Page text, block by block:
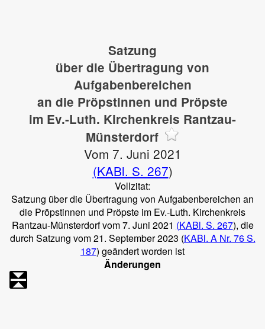
Satzung
über die Übertragung von
Aufgabenbereichen
an die Pröpstinnen und Pröpste
im Ev.-Luth. Kirchenkreis Rantzau-
Münsterdorf
Vom 7. Juni 2021
(KABl. S. 267)
Vollzitat:
Satzung über die Übertragung von Aufgabenbereichen an
die Pröpstinnen und Pröpste im Ev.-Luth. Kirchenkreis
Rantzau-Münsterdorf vom 7. Juni 2021 (KABl. S. 267), die
durch Satzung vom 21. September 2023 (KABl. A Nr. 76 S.
187) geändert worden ist
Änderungen